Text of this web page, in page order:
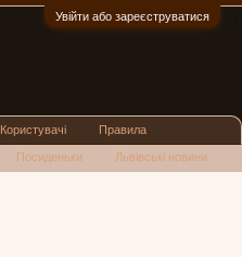
Увійти або зареєструватися
Користувачі Правила
Посиденьки Львівські новини